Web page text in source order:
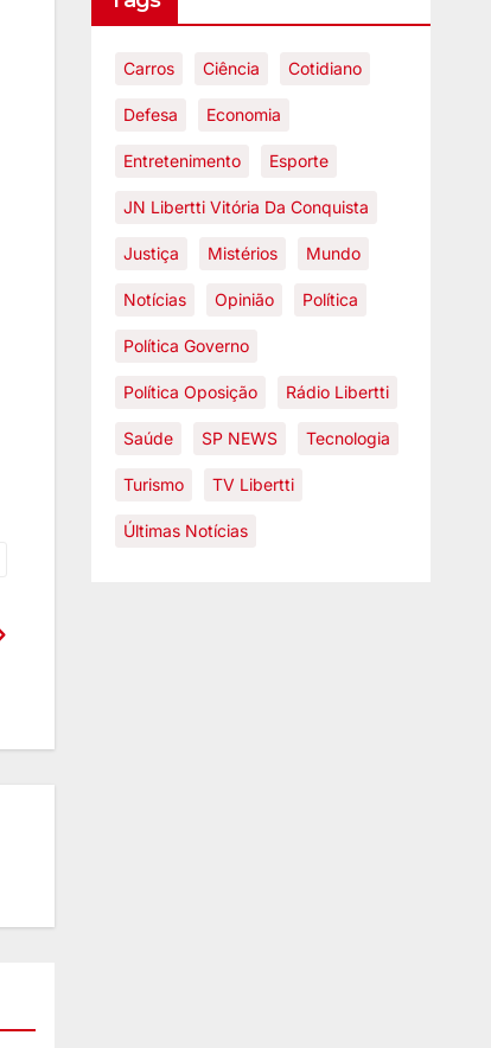
Carros Ciência Cotidiano
Defesa Economia
Entretenimento Esporte
JN Libertti Vitória Da Conquista
Justiça Mistérios Mundo
Notícias Opinião Política
Política Governo
Política Oposição Rádio Libertti
Saúde SP NEWS Tecnologia
Turismo TV Libertti
Últimas Notícias